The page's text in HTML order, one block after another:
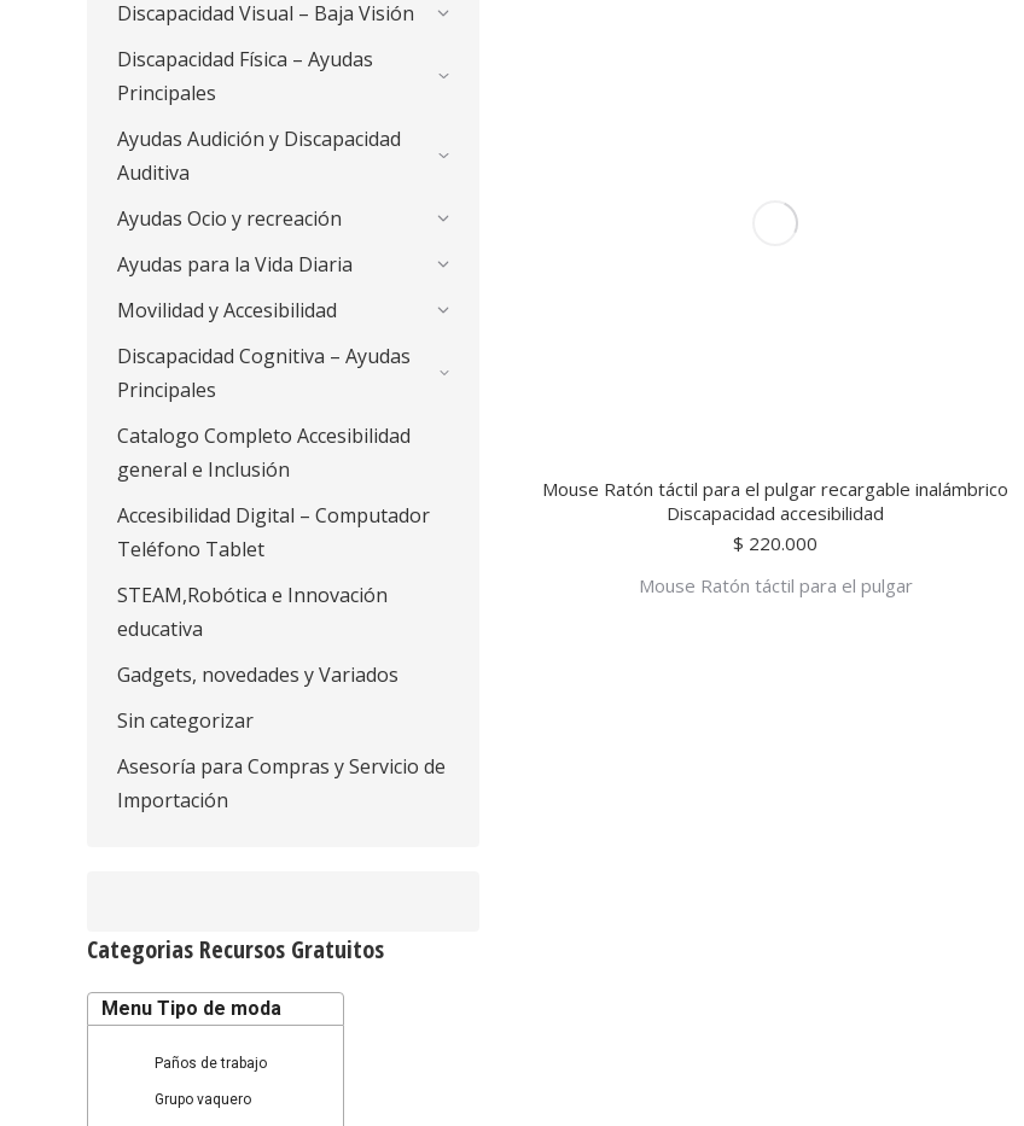
Mouse Ratón táctil para el pulgar recargable inalámbrico
Discapacidad accesibilidad
$ 220.000
Mouse Ratón táctil para el pulgar
Discapacidad Visual – Baja Visión
Discapacidad Física – Ayudas
Principales
Ayudas Audición y Discapacidad
Auditiva
Ayudas Ocio y recreación
Ayudas para la Vida Diaria
Movilidad y Accesibilidad
Discapacidad Cognitiva – Ayudas
Principales
Catalogo Completo Accesibilidad
general e Inclusión
Accesibilidad Digital – Computador
Teléfono Tablet
STEAM,Robótica e Innovación
educativa
Gadgets, novedades y Variados
Sin categorizar
Asesoría para Compras y Servicio de
Importación
Categorias Recursos Gratuitos
Menu Tipo de moda
Paños de trabajo
Grupo vaquero